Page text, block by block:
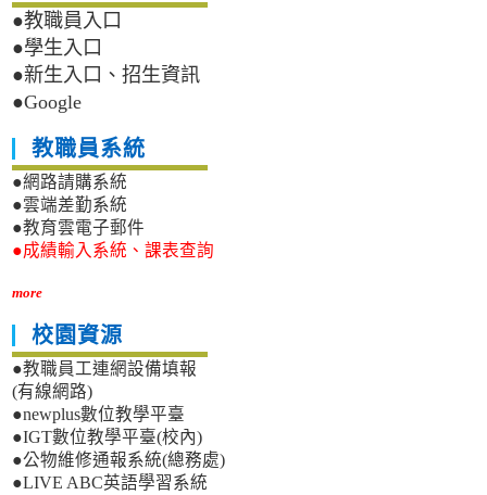
●教職員入口
●學生入口
●新生入口、招生資訊
●Google
教職員系統
●網路請購系統
●雲端差勤系統
●教育雲電子郵件
●成績輸入系統、課表查詢
more
校園資源
●教職員工連網設備填報
(有線網路)
●newplus數位教學平臺
●IGT數位教學平臺(校內)
●公物維修通報系統(總務處)
●LIVE ABC英語學習系統